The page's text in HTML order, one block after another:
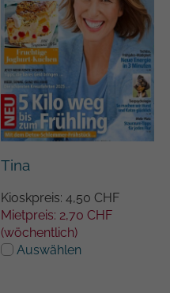
Tina
Kioskpreis: 4,50 CHF
Mietpreis: 2,70 CHF
(wöchentlich)
Auswählen